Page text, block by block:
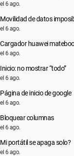
el 6 ago.
Movilidad de datos
el 6 ago.
Cargador huawei
el 6 ago.
Inicio: no mostrar “todo”
el 6 ago.
Página de inicio de google
el 6 ago.
Bloquear columnas
el 6 ago.
Mi portátil se apaga solo?
el 6 ago.